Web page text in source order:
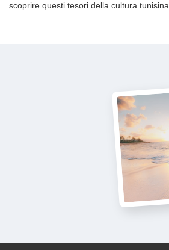
scoprire questi tesori della cultura tunisina.